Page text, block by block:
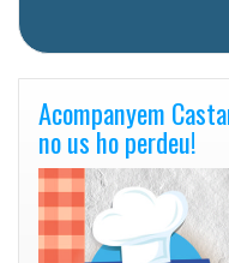
Acompanyem
no us ho perdeu!